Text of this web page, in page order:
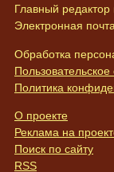
Главный редактор
Электронная
Обработка
Политика
О проекте
Реклама на
Поиск по сайту
RSS